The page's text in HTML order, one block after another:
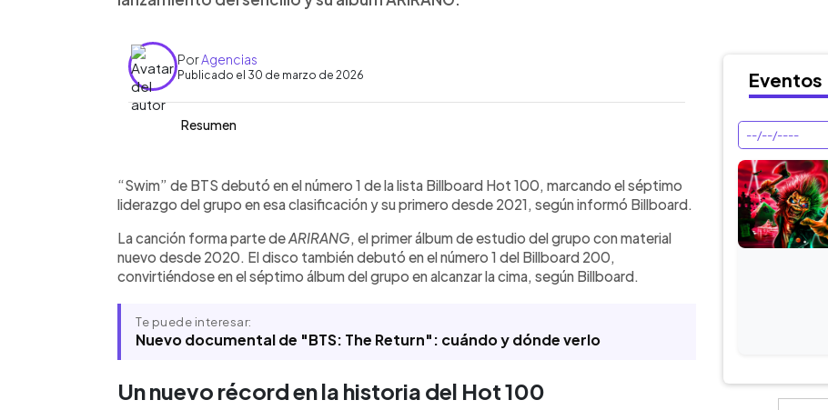
PorAgencias
Publicado el 30 de marzo de 2026
Resumen
► Escuchar artículo
BTS debutó en el número 1 del Billboard Hot 100 con “Swim”, logrando su
séptimo liderazgo en la lista en Estados Unidos, según Billboard. La canción
2020, que también encabezó el Billboard 200. El sencillo registró 15,3
millones de reproducciones, 25,8 millones de impresiones en radio y
154.000 copias vendidas en su primera semana. Además, lideró Digital
el grupo amplía su récord entre bandas con más números uno en la lista en
décadas recientes, según Billboard.
“Swim” de BTS debutó en el número 1 de la lista Billboard Hot 100, marcando el séptimo
liderazgo del grupo en esa clasificación y su primero desde 2021, según informó Billboard.
La canción forma parte deARIRANG, el primer álbum de estudio del grupo con material
nuevo desde 2020. El disco también debutó en el número 1 del Billboard 200,
convirtiéndose en el séptimo álbum del grupo en alcanzar la cima, según Billboard.
Te puede interesar:
Nuevo documental de "BTS: The Return": cuándo y dónde verlo
Un nuevo récord en la historia del Hot 100
Eventos